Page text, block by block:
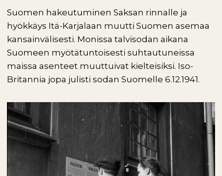
Suomen hakeutuminen Saksan rinnalle ja
hyökkäys Itä-Karjalaan muutti Suomen asemaa
kansainvälisesti. Monissa talvisodan aikana
Suomeen myötätuntoisesti suhtautuneissa
maissa asenteet muuttuivat kielteisiksi. Iso-
Britannia jopa julisti sodan Suomelle 6.12.1941.